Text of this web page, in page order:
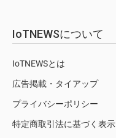
IoTNEWSについて
IoTNEWSとは
広告掲載・タイアップ
プライバシーポリシー
特定商取引法に基づく表示